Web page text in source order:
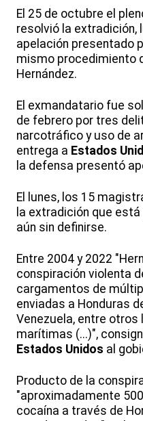
El 25 de octubre el
resolvió la extradición,
apelación presentado
mismo procedimiento
Hernández.
El exmandatario fue
de febrero por tres
narcotráfico y uso de
entrega a Estados
la defensa presentó
El lunes, los 15
la extradición que
aún sin definirse.
Entre 2004 y 2022
conspiración violenta
cargamentos de
enviadas a Honduras
Venezuela, entre
marítimas (...)",
Estados Unidos al
Producto de la
"aproximadamente
cocaína a través de